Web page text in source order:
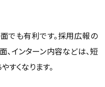
でも有利です。採用広報の
、インターン内容などは、短
すくなります。